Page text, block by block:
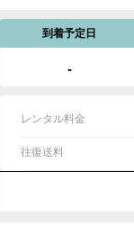
到着予定日
-
レンタル料金
往復送料